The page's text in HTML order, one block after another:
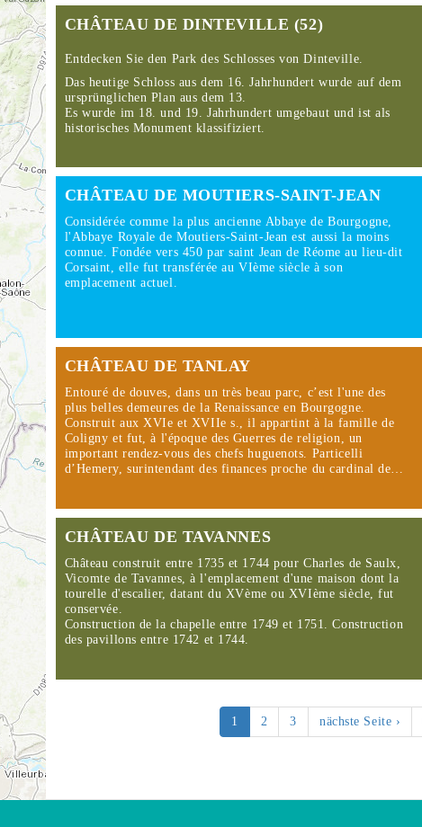
CHÂTEAU DE DINTEVILLE (52)
Entdecken Sie den Park des Schlosses von Dinteville.
Das heutige Schloss aus dem 16. Jahrhundert wurde auf dem
ursprünglichen Plan aus dem 13.
Es wurde im 18. und 19. Jahrhundert umgebaut und ist als
historisches Monument klassifiziert.
CHÂTEAU DE MOUTIERS-SAINT-JEAN
Considérée comme la plus ancienne Abbaye de Bourgogne,
l'Abbaye Royale de Moutiers-Saint-Jean est aussi la moins
connue. Fondée vers 450 par saint Jean de Réome au lieu-dit
Corsaint, elle fut transférée au VIème siècle à son
emplacement actuel.
CHÂTEAU DE TANLAY
Entouré de douves, dans un très beau parc, c’est l'une des
plus belles demeures de la Renaissance en Bourgogne.
Construit aux XVIe et XVIIe s., il appartint à la famille de
Coligny et fut, à l'époque des Guerres de religion, un
important rendez-vous des chefs huguenots. Particelli
d’Hemery, surintendant des finances proche du cardinal de…
CHÂTEAU DE TAVANNES
Château construit entre 1735 et 1744 pour Charles de Saulx,
Vicomte de Tavannes, à l'emplacement d'une maison dont la
tourelle d'escalier, datant du XVème ou XVIème siècle, fut
conservée.
Construction de la chapelle entre 1749 et 1751. Construction
des pavillons entre 1742 et 1744.
1 2 3 nächste Seite ›